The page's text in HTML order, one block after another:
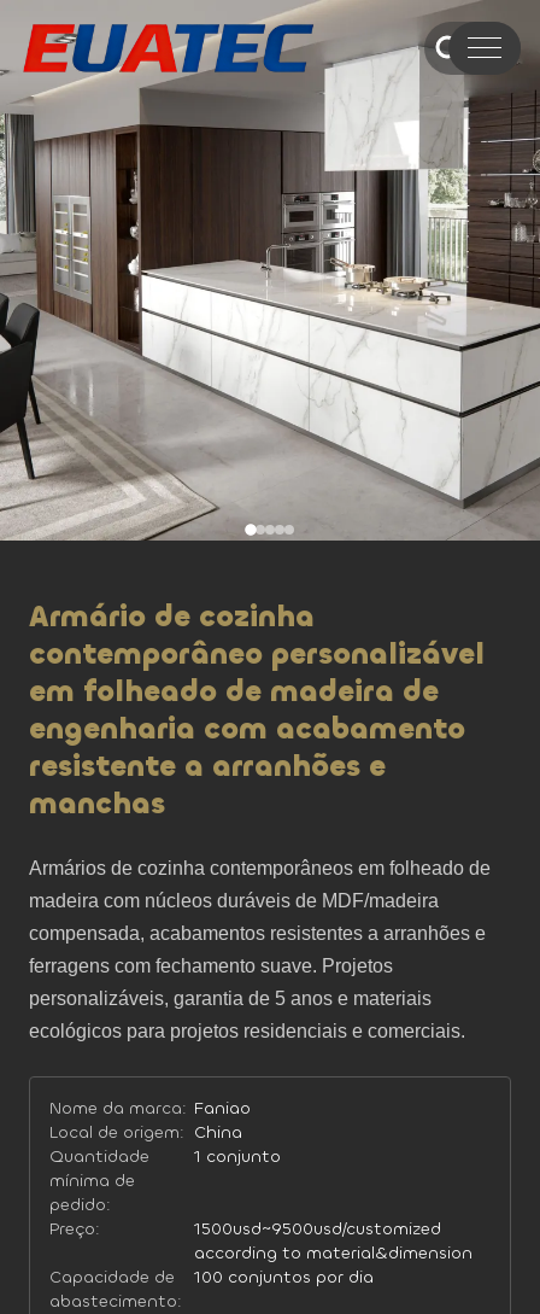
Armário de cozinha
contemporâneo personalizável
em folheado de madeira de
engenharia com acabamento
resistente a arranhões e
manchas
Armários de cozinha contemporâneos em folheado de
madeira com núcleos duráveis ​​de MDF/madeira
compensada, acabamentos resistentes a arranhões e
ferragens com fechamento suave. Projetos
personalizáveis, garantia de 5 anos e materiais
ecológicos para projetos residenciais e comerciais.
Nome da marca: Faniao
Local de origem: China
Quantidade
mínima de
pedido:
1 conjunto
Preço:
1500usd~9500usd/customized
according to material&dimension
Capacidade de
abastecimento:
100 conjuntos por dia